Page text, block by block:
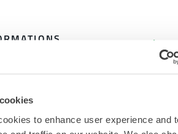
to enhance user experience and